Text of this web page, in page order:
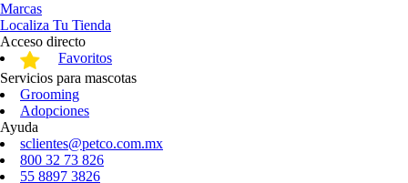
Marcas
Localiza Tu Tienda
Acceso directo
Favoritos
Servicios para mascotas
Grooming
Adopciones
Ayuda
sclientes@petco.com.mx
800 32 73 826
55 8897 3826